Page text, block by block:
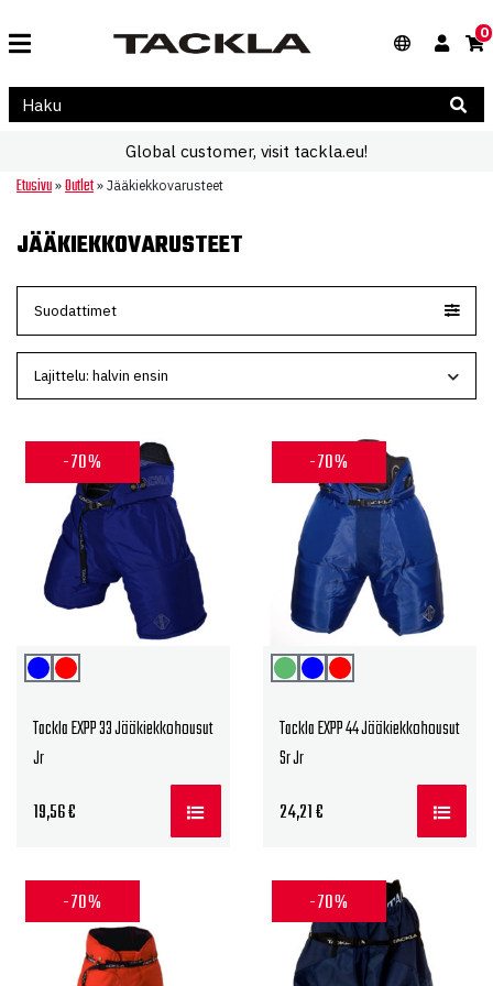
0
Global customer, visit tackla.eu!
Etusivu » Outlet » Jääkiekkovarusteet
JÄÄKIEKKOVARUSTEET
Suodattimet
-70%
Tackla EXPP 33 Jääkiekkohousut
Jr
19,56€
-70%
Tackla EXPP 44 Jääkiekkohousut
Sr Jr
24,21€
-70% -70%